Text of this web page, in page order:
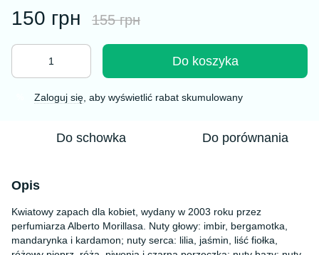
150 грн 155 грн
Do koszyka
Zaloguj się , aby wyświetlić rabat skumulowany
Do schowka Do porównania
Opis
Kwiatowy zapach dla kobiet, wydany w 2003 roku przez
perfumiarza Alberto Morillasa. Nuty głowy: imbir, bergamotka,
mandarynka i kardamon; nuty serca: lilia, jaśmin, liść fiołka,